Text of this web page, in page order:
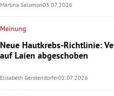
Martina Salomon03.07.2026
Meinung
Neue Hautkrebs-Richtlinie:
auf Laien abgeschoben
Elisabeth Gerstendorfer02.07.2026